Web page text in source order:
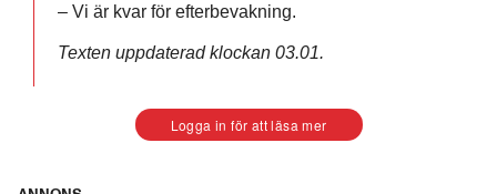
– Vi är kvar för efterbevakning.
Texten uppdaterad klockan 03.01.
Logga in för att läsa mer